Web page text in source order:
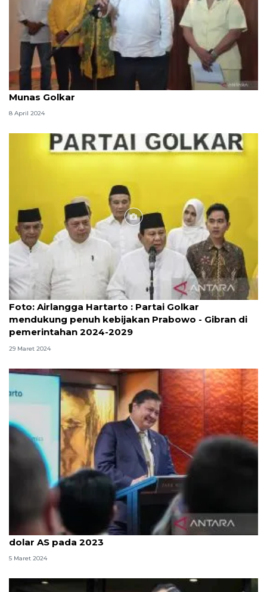
Airlangga tanggapi kemungkinan aklamasi di
Munas Golkar
8 April 2024
Foto
Foto: Airlangga Hartarto : Partai Golkar
mendukung penuh kebijakan Prabowo - Gibran di
pemerintahan 2024-2029
29 Maret 2024
Airlangga: Investasi Australia di RI capai 545,2 juta
dolar AS pada 2023
5 Maret 2024